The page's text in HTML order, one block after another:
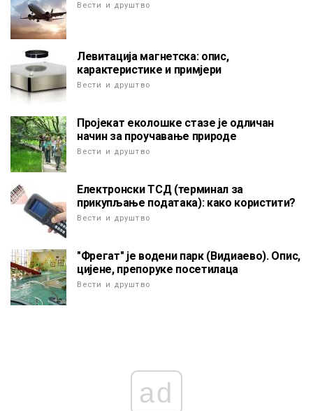
Вести и друштво
Левитација магнетска: опис,
карактеристике и примјери
Вести и друштво
Пројекат еколошке стазе је одличан
начин за проучавање природе
Вести и друштво
Електронски ТСД (терминал за
прикупљање података): како користити?
Вести и друштво
"Фрегат" је водени парк (Видиаево). Опис,
цијене, препоруке посетилаца
Вести и друштво
ad